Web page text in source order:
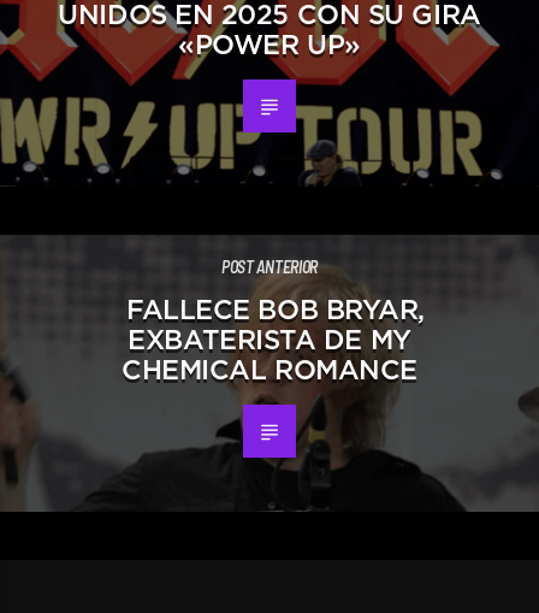
UNIDOS EN 2025 CON SU GIRA
«POWER UP»
POST ANTERIOR
FALLECE BOB BRYAR,
EXBATERISTA DE MY
CHEMICAL ROMANCE